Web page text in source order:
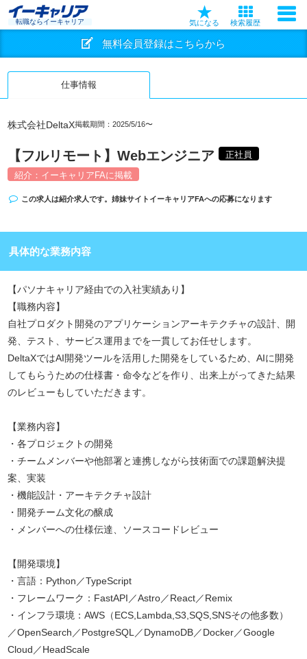
転職ならイーキャリア 気になる 検索履歴
無料会員登録はこちらから
仕事情報
株式会社DeltaX掲載期間：2025/5/16〜
【フルリモート】Webエンジニア
正社員
紹介：イーキャリアFAに掲載
この求人は紹介求人です。姉妹サイト イーキャリアFAへの応募になります
具体的な業務内容
【パソナキャリア経由での入社実績あり】
【職務内容】
自社プロダクト開発のアプリケーションアーキテクチャの設計、開
発、テスト、サービス運用までを一貫してお任せします。
DeltaXではAI開発ツールを活用した開発をしているため、AIに開発
してもらうための仕様書・命令などを作り、出来上がってきた結果
のレビューもしていただきます。
【業務内容】
・各プロジェクトの開発
・チームメンバーや他部署と連携しながら技術面での課題解決提
案、実装
・機能設計・アーキテクチャ設計
・開発チーム文化の醸成
・メンバーへの仕様伝達、ソースコードレビュー
【開発環境】
・言語：Python／TypeScript
・フレームワーク：FastAPI／Astro／React／Remix
・インフラ環境：AWS（ECS,Lambda,S3,SQS,SNSその他多数）
／OpenSearch／PostgreSQL／DynamoDB／Docker／Google
Cloud／HeadScale